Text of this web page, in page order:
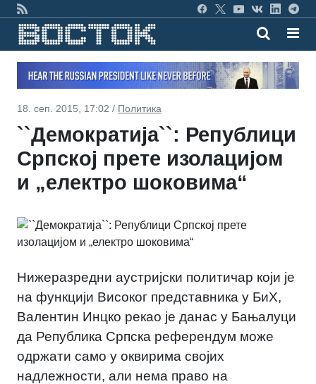
18. сеп. 2015, 17:02 / Политика
``Демократија``: Републици
Српској прете изолацијом
и „електро шоковима“
Нижеразредни аустријски политичар који је
на функцији Високог представника у БиХ,
Валентин Инцко рекао је данас у Бањалуци
да Република Српска референдум може
одржати само у оквирима својих
надлежности, али нема право на